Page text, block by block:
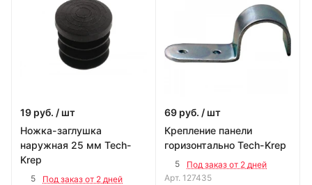
19 руб. / шт
Ножка-заглушка
наружная 25 мм Tech-
Krep
5
Под заказ от 2 дней
69 руб. / шт
Крепление панели
горизонтально Tech-Krep
5
Под заказ от 2 дней
Арт. 127435